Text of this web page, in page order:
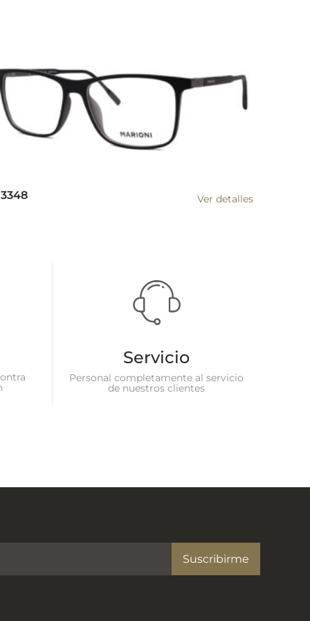
Ver detalles
Servicio
Personal completamente al servicio
de nuestros clientes
Suscribirme